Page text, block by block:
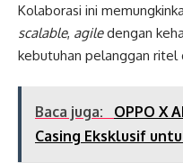
Kolaborasi ini
scalable, agiledengan
kebutuhan pelanggan ritel
Baca juga:
OPPO X
Casing Eksklusif